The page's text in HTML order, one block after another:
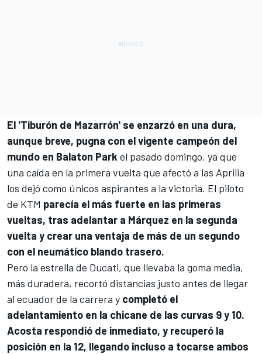
El 'Tiburón de Mazarrón' se enzarzó en una dura,
aunque breve, pugna con el vigente campeón del
mundo en Balaton Park el pasado domingo, ya que
una caída en la primera vuelta que afectó a las Aprilia
los dejó como únicos aspirantes a la victoria. El piloto
de KTM parecía el más fuerte en las primeras
vueltas, tras adelantar a Márquez en la segunda
vuelta y crear una ventaja de más de un segundo
con el neumático blando trasero.
Pero la estrella de Ducati, que llevaba la goma media,
más duradera, recortó distancias justo antes de llegar
al ecuador de la carrera y completó el
adelantamiento en la chicane de las curvas 9 y 10.
Acosta respondió de inmediato, y recuperó la
posición en la 12, llegando incluso a tocarse ambos